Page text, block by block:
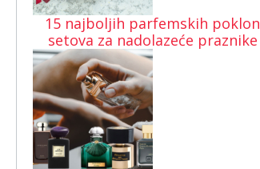
15 najboljih parfemskih poklon
setova za nadolazeće praznike